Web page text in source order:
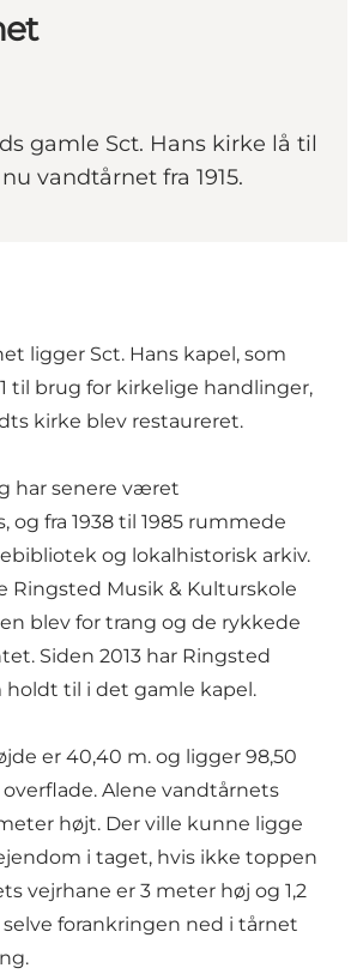
gamle Sct. Hans kirke lå til
vandtårnet fra 1915.
ligger Sct. Hans kapel, som
til brug for kirkelige handlinger,
kirke blev restaureret.
har senere været
og fra 1938 til 1985 rummede
og lokalhistorisk arkiv.
Ringsted Musik & Kulturskole
blev for trang og de rykkede
Siden 2013 har Ringsted
holdt til i det gamle kapel.
er 40,40 m. og ligger 98,50
Alene vandtårnets
højt. Der ville kunne ligge
i taget, hvis ikke toppen
vejrhane er 3 meter høj og 1,2
forankringen ned i tårnet